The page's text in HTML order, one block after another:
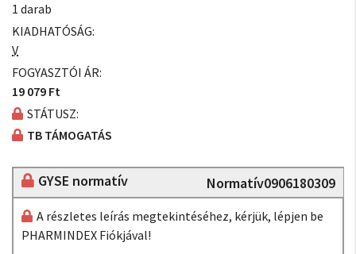
1 darab
KIADHATÓSÁG:
V
FOGYASZTÓI ÁR:
19 079 Ft
STÁTUSZ:
TB TÁMOGATÁS
GYSE normatív Normatív0906180309
A részletes leírás megtekintéséhez, kérjük, lépjen be
PHARMINDEX Fiókjával!